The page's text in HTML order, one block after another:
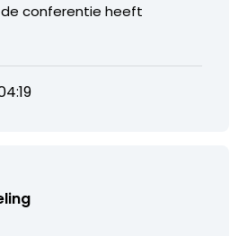
conferentie heeft